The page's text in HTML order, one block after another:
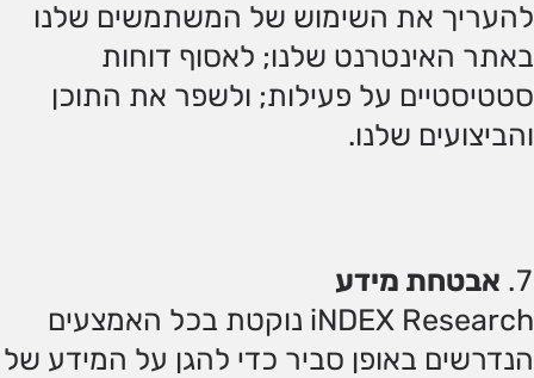
להעריך את השימוש של המשתמשים שלנו
באתר האינטרנט שלנו; לאסוף דוחות
סטטיסטיים על פעילות; ולשפר את התוכן
והביצועים שלנו.
אבטחת מידע
iNDEX Research נוקטת בכל האמצעים
הנדרשים באופן סביר כדי להגן על המידע של